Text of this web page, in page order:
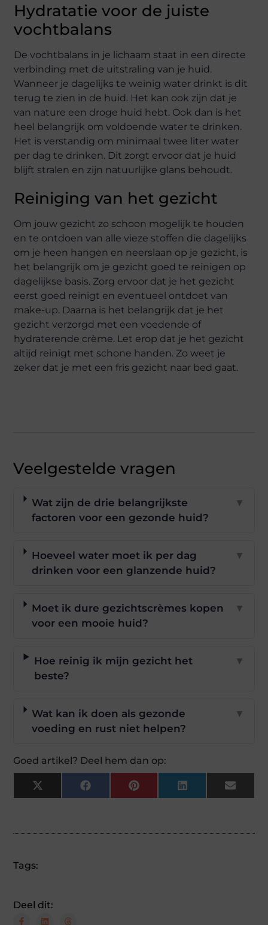
Hydratatie voor de juiste
vochtbalans
De vochtbalans in je lichaam staat in een directe
verbinding met de uitstraling van je huid.
Wanneer je dagelijks te weinig water drinkt is dit
terug te zien in de huid. Het kan ook zijn dat je
van nature een droge huid hebt. Ook dan is het
heel belangrijk om voldoende water te drinken.
Het is verstandig om minimaal twee liter water
per dag te drinken. Dit zorgt ervoor dat je huid
blijft stralen en zijn natuurlijke glans behoudt.
Reiniging van het gezicht
Om jouw gezicht zo schoon mogelijk te houden
en te ontdoen van alle vieze stoffen die dagelijks
om je heen hangen en neerslaan op je gezicht, is
het belangrijk om je gezicht goed te reinigen op
dagelijkse basis. Zorg ervoor dat je het gezicht
eerst goed reinigt en eventueel ontdoet van
make-up. Daarna is het belangrijk dat je het
gezicht verzorgd met een voedende of
hydraterende crème. Let erop dat je het gezicht
altijd reinigt met schone handen. Zo weet je
zeker dat je met een fris gezicht naar bed gaat.
Veelgestelde vragen
Wat zijn de drie belangrijkste
factoren voor een gezonde huid?
▼
Hoeveel water moet ik per dag
drinken voor een glanzende huid?
▼
Moet ik dure gezichtscrèmes kopen
voor een mooie huid?
▼
Hoe reinig ik mijn gezicht het
beste?
▼
Wat kan ik doen als gezonde
voeding en rust niet helpen?
▼
Goed artikel? Deel hem dan op:
X
(Twitter)
FacebookPinterestLinkedInEmail
Tags:
Deel dit: